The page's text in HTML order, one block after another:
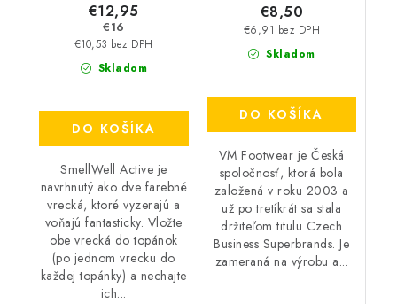
Skladom
€10,53 bez DPH
€12,95
€16
DO KOŠÍKA
SmellWell Active je
navrhnutý ako dve farebné
vrecká, ktoré vyzerajú a
voňajú fantasticky. Vložte
obe vrecká do topánok
(po jednom vrecku do
každej topánky) a nechajte
ich...
Skladom
€6,91 bez DPH
€8,50
DO KOŠÍKA
VM Footwear je Česká
spoločnosť, ktorá bola
založená v roku 2003 a
už po tretíkrát sa stala
držiteľom titulu Czech
Business Superbrands. Je
zameraná na výrobu a...